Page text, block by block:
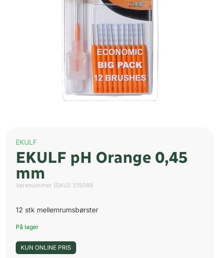
EKULF
EKULF pH Orange 0,45
mm
Varenummer (SKU): 215089
12 stk mellemrumsbørster
På lager
KUN ONLINE PRIS